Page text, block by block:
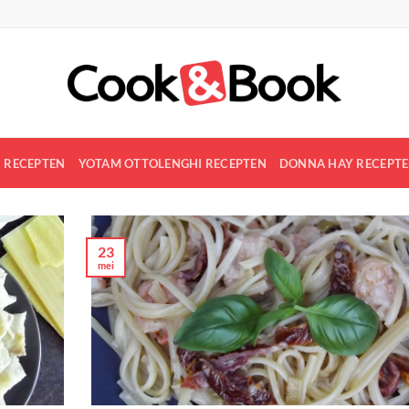
YOTAM OTTOLENGHI RECEPTEN DONNA HAY
23
mei